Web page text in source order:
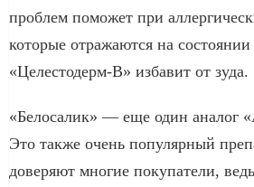
проблем поможет при
которые отражаются на
«Целестодерм-В» избавит от зуда.
«Белосалик» — еще один аналог
Это также очень популярный
доверяют многие покупатели,